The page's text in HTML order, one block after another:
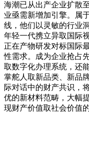
海潮已从出产企业扩散
业亟需新增加引擎。属
线，他们以灵敏的行业
年轻一代携立异取国际
正在产物研发对标国际
性需求。成为企业抢占
取数字化办理系统，还
掌舵人取新品类、新品
际对话中的财产共识，
优的新材料范畴，大幅
现财产价值取社会价值的